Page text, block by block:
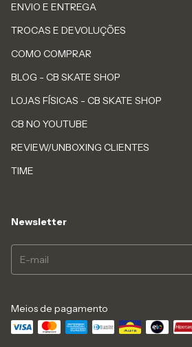
ENVIO E ENTREGA
TROCAS E DEVOLUÇÕES
COMO COMPRAR
BLOG - CB SKATE SHOP
LOJAS FÍSICAS - CB SKATE SHOP
CB NO YOUTUBE
REVIEW/UNBOXING CLIENTES
TIME
Newsletter
Meios de pagamento